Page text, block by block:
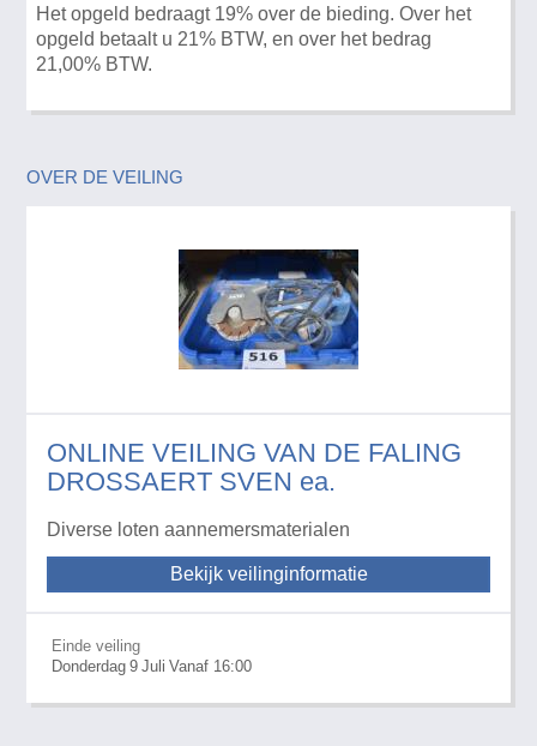
Het opgeld bedraagt 19% over de bieding. Over het
opgeld betaalt u 21% BTW, en over het bedrag
21,00% BTW.
OVER DE VEILING
ONLINE VEILING VAN DE FALING
DROSSAERT SVEN ea.
Diverse loten aannemersmaterialen
Bekijk veilinginformatie
Einde veiling
Donderdag 9 Juli Vanaf 16:00